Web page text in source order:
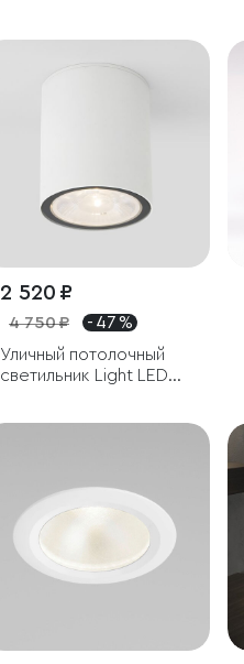
2 520 ₽
4 750 ₽
- 47 %
Уличный потолочный
светильник Light LED